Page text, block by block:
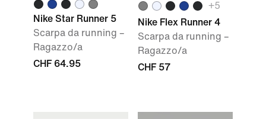
Nike Star Runner 5
Scarpa da running –
Ragazzo/a
CHF 64.95
+5
Nike Flex Runner 4
Scarpa da running –
Ragazzo/a
CHF 57